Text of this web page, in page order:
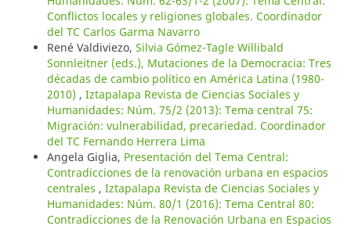
Conflictos locales y religiones globales. Coordinador
del TC Carlos Garma Navarro
René Valdiviezo, Silvia Gómez-Tagle Willibald
Sonnleitner (eds.), Mutaciones de la Democracia: Tres
décadas de cambio político en América Latina (1980-
2010) , Iztapalapa Revista de Ciencias Sociales y
Humanidades: Núm. 75/2 (2013): Tema central 75:
Migración: vulnerabilidad, precariedad. Coordinador
del TC Fernando Herrera Lima
Angela Giglia, Presentación del Tema Central:
Contradicciones de la renovación urbana en espacios
centrales , Iztapalapa Revista de Ciencias Sociales y
Humanidades: Núm. 80/1 (2016): Tema Central 80:
Contradicciones de la Renovación Urbana en Espacios